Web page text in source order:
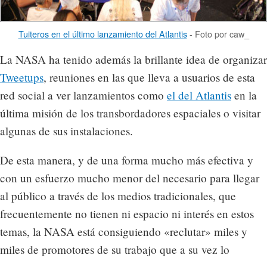
Tuiteros en el último lanzamiento del Atlantis- Foto por caw_
La NASA ha tenido además la brillante idea de organizar
Tweetups, reuniones en las que lleva a usuarios de esta
red social a ver lanzamientos como el del Atlantis en la
última misión de los transbordadores espaciales o visitar
algunas de sus instalaciones.
De esta manera, y de una forma mucho más efectiva y
con un esfuerzo mucho menor del necesario para llegar
al público a través de los medios tradicionales, que
frecuentemente no tienen ni espacio ni interés en estos
temas, la NASA está consiguiendo «reclutar» miles y
miles de promotores de su trabajo que a su vez lo